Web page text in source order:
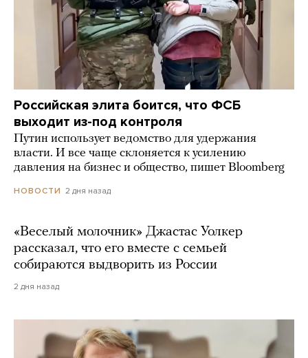
Российская элита боится, что ФСБ
выходит из-под контроля
Путин использует ведомство для удержания
власти. И все чаще склоняется к усилению
давления на бизнес и общество, пишет Bloomberg
НОВОСТИ 2 дня назад
«Веселый молочник» Джастас Уолкер
рассказал, что его вместе с семьей
собираются выдворить из России
2 дня назад